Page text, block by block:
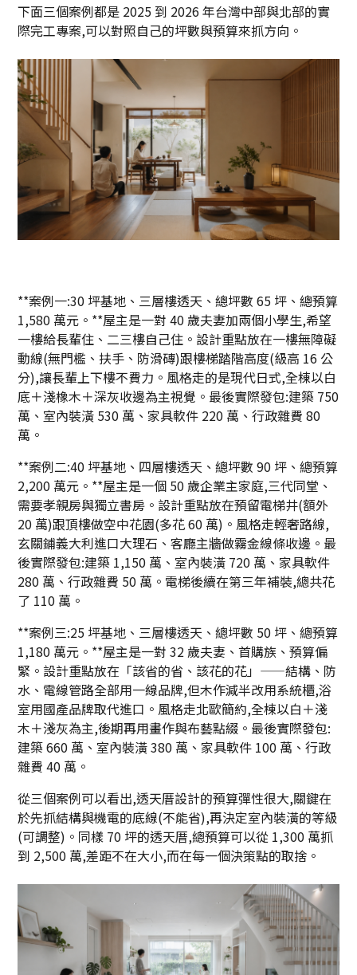
下面三個案例都是 2025 到 2026 年台灣中部與北部的實
際完工專案,可以對照自己的坪數與預算來抓方向。
**案例一:30 坪基地、三層樓透天、總坪數 65 坪、總預算
1,580 萬元。**屋主是一對 40 歲夫妻加兩個小學生,希望
一樓給長輩住、二三樓自己住。設計重點放在一樓無障礙
動線(無門檻、扶手、防滑磚)跟樓梯踏階高度(級高 16 公
分),讓長輩上下樓不費力。風格走的是現代日式,全棟以白
底＋淺橡木＋深灰收邊為主視覺。最後實際發包:建築 750
萬、室內裝潢 530 萬、家具軟件 220 萬、行政雜費 80
萬。
**案例二:40 坪基地、四層樓透天、總坪數 90 坪、總預算
2,200 萬元。**屋主是一個 50 歲企業主家庭,三代同堂、
需要孝親房與獨立書房。設計重點放在預留電梯井(額外
20 萬)跟頂樓做空中花園(多花 60 萬)。風格走輕奢路線,
玄關鋪義大利進口大理石、客廳主牆做霧金線條收邊。最
後實際發包:建築 1,150 萬、室內裝潢 720 萬、家具軟件
280 萬、行政雜費 50 萬。電梯後續在第三年補裝,總共花
了 110 萬。
**案例三:25 坪基地、三層樓透天、總坪數 50 坪、總預算
1,180 萬元。**屋主是一對 32 歲夫妻、首購族、預算偏
緊。設計重點放在「該省的省、該花的花」——結構、防
水、電線管路全部用一線品牌,但木作減半改用系統櫃,浴
室用國產品牌取代進口。風格走北歐簡約,全棟以白＋淺
木＋淺灰為主,後期再用畫作與布藝點綴。最後實際發包:
建築 660 萬、室內裝潢 380 萬、家具軟件 100 萬、行政
雜費 40 萬。
從三個案例可以看出,透天厝設計的預算彈性很大,關鍵在
於先抓結構與機電的底線(不能省),再決定室內裝潢的等級
(可調整)。同樣 70 坪的透天厝,總預算可以從 1,300 萬抓
到 2,500 萬,差距不在大小,而在每一個決策點的取捨。